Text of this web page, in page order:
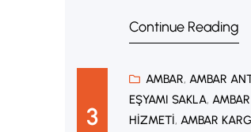
en aza indirir. Bu
Continue Reading
3
AMBAR, AMBAR
EŞYAMI SAKLA,
HIZMETI, AMBAR